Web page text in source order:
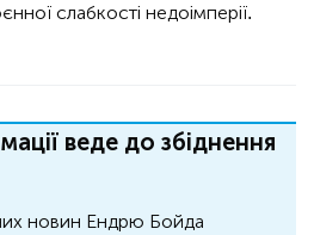
слабкості недоімперії.
веде до збіднення
новин Ендрю Бойда